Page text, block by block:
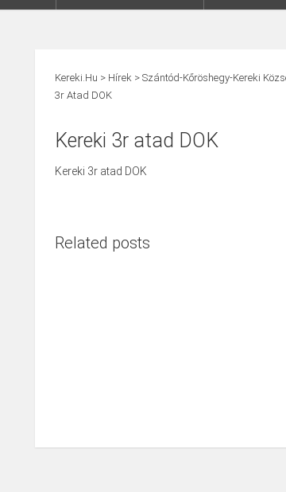
Kereki.hu > Hírek > Szántód-Kőröshegy-Kereki
3r Atad DOK
Kereki 3r atad DOK
Kereki 3r atad DOK
Related posts